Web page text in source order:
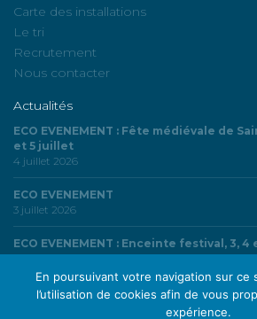
Carte des installations
Le tri
Recrutement
Nous contacter
Actualités
ECO EVENEMENT : Fête médiévale de
et 5 juillet
4 juillet 2026
ECO EVENEMENT
3 juillet 2026
ECO EVENEMENT : Enceinte festival, 3,
3 juillet 2026
En poursuivant votre navigation sur ce
l’utilisation de cookies afin de vous
expérience.